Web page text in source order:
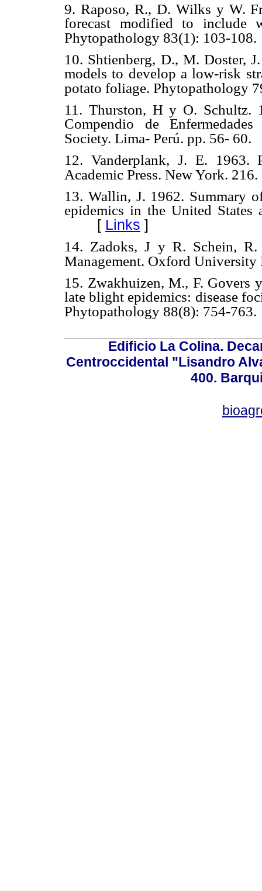
9. Raposo, R., D. Wilks y W.
forecast modified to include
Phytopathology 83(1): 103-108.
10. Shtienberg, D., M. Doster,
models to develop a low-risk
potato foliage. Phytopathology
11. Thurston, H y O. Schultz.
Compendio de
Society. Lima- Perú. pp. 56- 60.
12. Vanderplank, J. E. 1963.
Academic Press. New York. 216.
13. Wallin, J. 1962. Summary
epidemics in the United States
[ Links ]
14. Zadoks, J y R. Schein, R.
Management. Oxford University
15. Zwakhuizen, M., F. Govers
late blight epidemics: disease
Phytopathology 88(8): 754-763.
Edificio La Colina.
Centroccidental "Lisandro
400.